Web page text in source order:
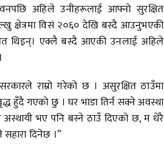
अहिले उनीहरूलाई आफ्नो सुरक्षित
क्षेत्रमा विसं २०६० देखि बस्दै आउनुभएकी
थिइन्। एक्लै बस्दै आएकी उनलाई अहिले
राम्रो गरेको छ । असुरक्षित ठाउँमा
हुँदै गएको छु । घर भाडा तिर्न सक्ने अवस्था
भए पनि बस्ने ठाउँ दिएको छ, म धेरै
दिनेछ ।”